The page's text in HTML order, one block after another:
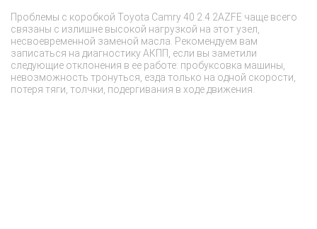
Проблемы с коробкой Toyota Camry 40 2.4 2AZFE чаще всего
связаны с излишне высокой нагрузкой на этот узел,
несвоевременной заменой масла. Рекомендуем вам
записаться на диагностику АКПП, если вы заметили
следующие отклонения в ее работе: пробуксовка машины,
невозможность тронуться, езда только на одной скорости,
потеря тяги, толчки, подергивания в ходе движения.